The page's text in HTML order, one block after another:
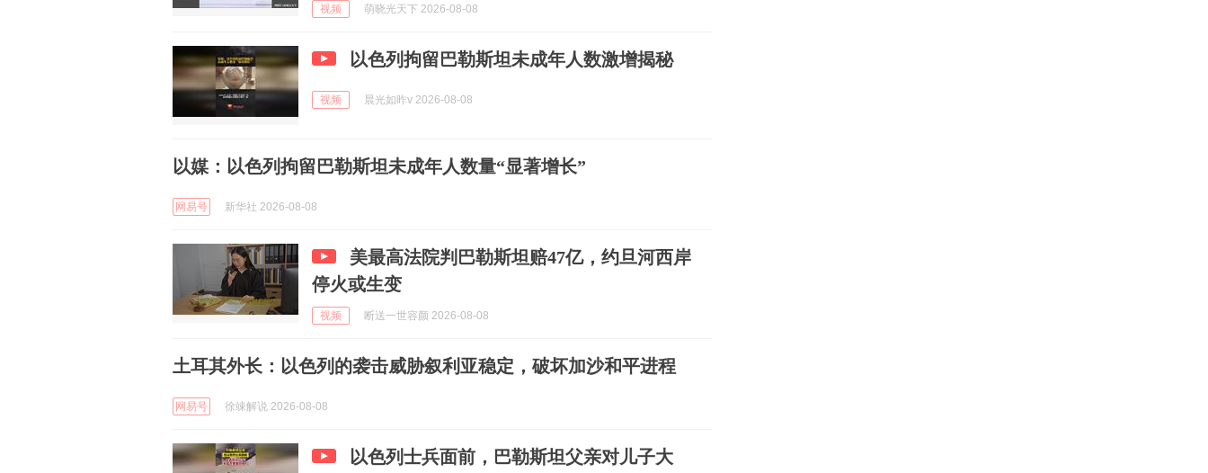
视频 萌晓光天下 2026-08-08
以色列拘留巴勒斯坦未成年人数激增揭秘
视频 晨光如昨v 2026-08-08
以媒：以色列拘留巴勒斯坦未成年人数量“显著增长”
网易号 新华社 2026-08-08
美最高法院判巴勒斯坦赔47亿，约旦河西岸
停火或生变
视频 断送一世容颜 2026-08-08
土耳其外长：以色列的袭击威胁叙利亚稳定，破坏加沙和平进程
网易号 徐竦解说 2026-08-08
以色列士兵面前，巴勒斯坦父亲对儿子大